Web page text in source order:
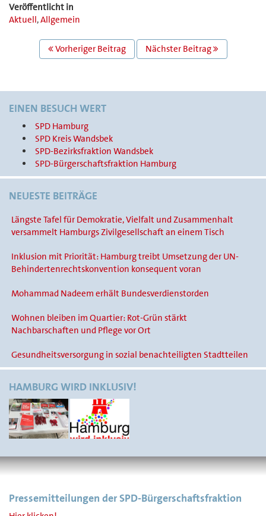
Veröffentlicht in
Aktuell,Allgemein
BEITRAGS
NAVIGATION
Vorheriger Beitrag Nächster Beitrag
EINEN BESUCH WERT
SPD Hamburg
SPD Kreis Wandsbek
SPD-Bezirksfraktion Wandsbek
SPD-Bürgerschaftsfraktion Hamburg
NEUESTE BEITRÄGE
Längste Tafel für Demokratie, Vielfalt und Zusammenhalt
versammelt Hamburgs Zivilgesellschaft an einem Tisch
Inklusion mit Priorität: Hamburg treibt Umsetzung der UN-
Behindertenrechtskonvention konsequent voran
Mohammad Nadeem erhält Bundesverdienstorden
Wohnen bleiben im Quartier: Rot-Grün stärkt
Nachbarschaften und Pflege vor Ort
Gesundheitsversorgung in sozial benachteiligten Stadtteilen
HAMBURG WIRD INKLUSIV!
Pressemitteilungen der SPD-Bürgerschaftsfraktion